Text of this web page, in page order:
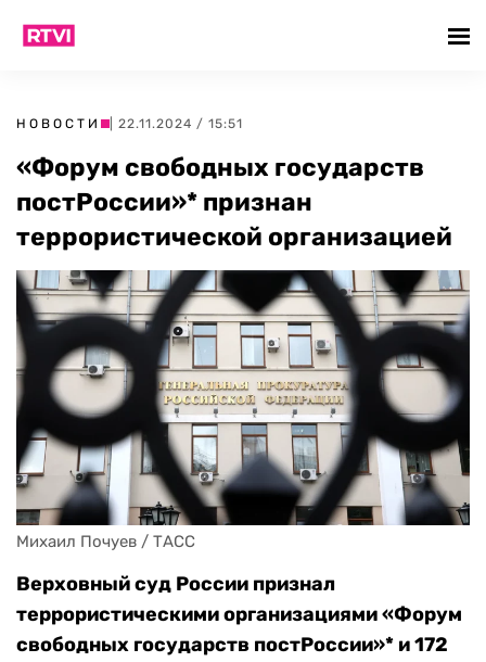
НОВОСТИ | 22.11.2024 / 15:51
«Форум свободных государств
постРоссии»* признан
террористической организацией
Михаил Почуев / ТАСС
Верховный суд России признал
террористическими организациями «Форум
свободных государств постРоссии»* и 172